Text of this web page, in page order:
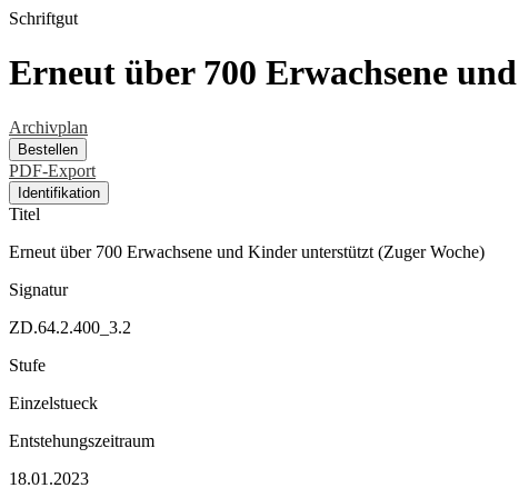
Schriftgut
Erneut über 700 Erwachsene
Archivplan
Bestellen
PDF-Export
Identifikation
Titel
Erneut über 700 Erwachsene und Kinder unterstützt (Zuger Woche)
Signatur
ZD.64.2.400_3.2
Stufe
Einzelstueck
Entstehungszeitraum
18.01.2023